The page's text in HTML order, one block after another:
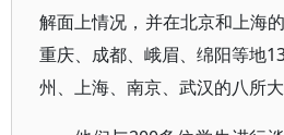
解面上情况，并在北京和上海
重庆、成都、峨眉、绵阳等地
州、上海、南京、武汉的八所大